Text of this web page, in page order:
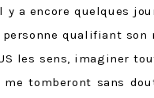
y a encore quelques
qualifiant son
les sens, imaginer
tomberont sans